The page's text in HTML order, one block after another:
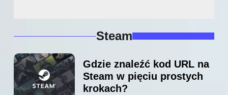
Steam
Gdzie znaleźć kod URL na
Steam w pięciu prostych
krokach?